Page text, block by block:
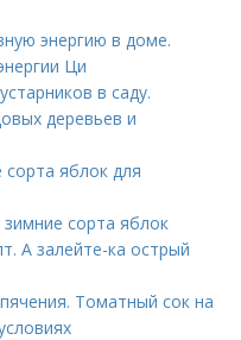
энергию в доме.
Ци
в саду.
деревьев и
яблок для
сорта яблок
А залейте-ка острый
Томатный сок на